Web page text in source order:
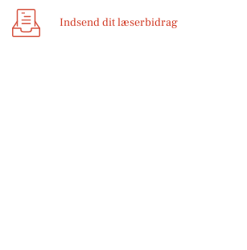
Indsend dit læserbidrag